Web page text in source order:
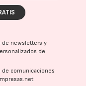
de newsletters y
de
comunicaciones